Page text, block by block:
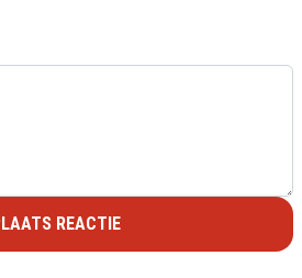
REACTIE